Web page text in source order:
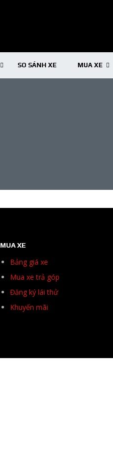
SO SÁNH XE MUA XE
MUA XE
Bảng giá xe
Mua xe trả góp
Đăng ký lái thử
Khuyến mãi